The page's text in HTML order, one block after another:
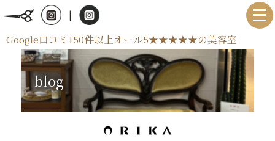
|
Google口コミ150件以上オール5★★★★★の美容室
blog